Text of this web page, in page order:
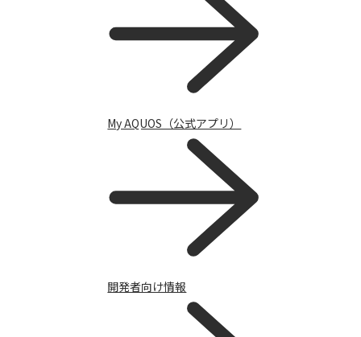
My AQUOS（公式アプリ）
開発者向け情報